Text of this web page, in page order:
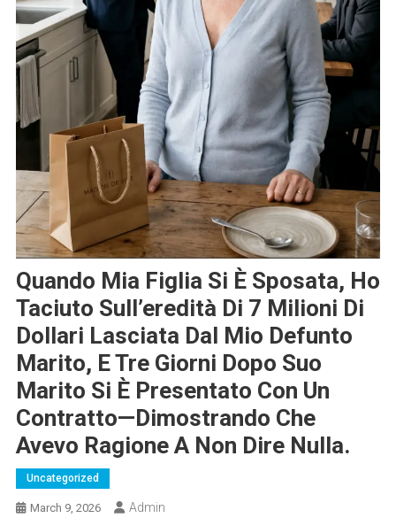
Quando Mia Figlia Si È Sposata, Ho
Taciuto Sull’eredità Di 7 Milioni Di
Dollari Lasciata Dal Mio Defunto
Marito, E Tre Giorni Dopo Suo
Marito Si È Presentato Con Un
Contratto—Dimostrando Che
Avevo Ragione A Non Dire Nulla.
Uncategorized
March 9, 2026 Admin